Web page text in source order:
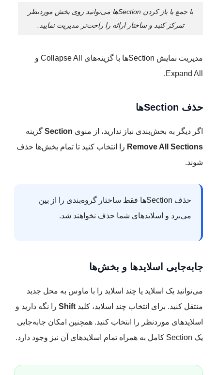
با جمع یا باز کردن Sectionها می‌توانید روی بخش موردنظر
تمرکز کنید و ساختار ارائه را راحت‌تر مدیریت نمایید.
مدیریت نمایش Sectionها با گزینه‌های Collapse All و
Expand All.
حذف Sectionها
اگر دیگر به بخش‌بندی نیاز ندارید، از منوی Section گزینه
Remove All Sections را انتخاب کنید تا تمام بخش‌ها حذف
شوند.
حذف Sectionها فقط ساختار گروه‌بندی را از بین
می‌برد و اسلایدهای شما حذف نخواهند شد.
جابه‌جایی اسلایدها و بخش‌ها
می‌توانید یک اسلاید یا چند اسلاید را با ماوس به محل جدید
منتقل کنید. برای انتخاب چند اسلاید، کلید Shift را نگه دارید و
اسلایدهای موردنظر را انتخاب کنید. همچنین امکان جابه‌جایی
یک Section کامل به همراه تمام اسلایدهای آن نیز وجود دارد.